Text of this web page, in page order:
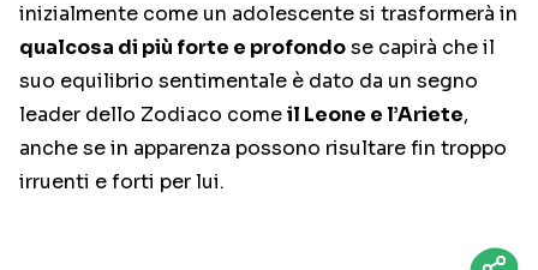
inizialmente come un adolescente si trasformerà in
qualcosa di più forte e profondose capirà che il
suo equilibrio sentimentale è dato da un segno
leader dello Zodiaco comeil Leone e l’Ariete,
anche se in apparenza possono risultare fin troppo
irruenti e forti per lui.